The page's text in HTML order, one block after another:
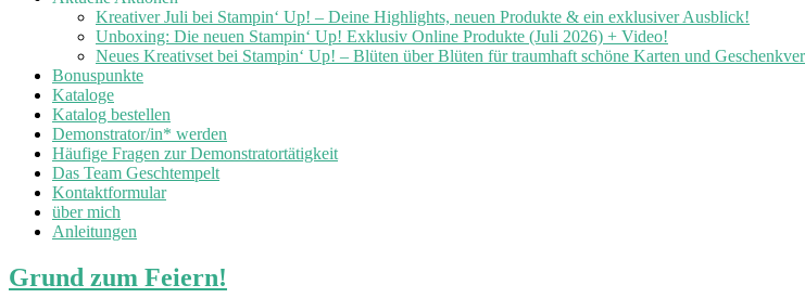
Kreativer Juli bei Stampin‘ Up! – Deine Highlights, neuen Produkte & ein exklusiver Ausblick!
Unboxing: Die neuen Stampin‘ Up! Exklusiv Online Produkte (Juli 2026) + Video!
Neues Kreativset bei Stampin‘ Up! – Blüten über Blüten für traumhaft schöne Karten und
Bonuspunkte
Kataloge
Katalog bestellen
Demonstrator/in* werden
Häufige Fragen zur Demonstratortätigkeit
Das Team Geschtempelt
Kontaktformular
über mich
Anleitungen
Grund zum Feiern!